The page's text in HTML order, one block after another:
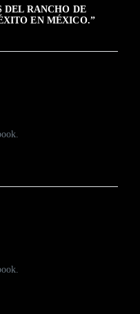
DEL RANCHO DE
EN MÉXICO.”